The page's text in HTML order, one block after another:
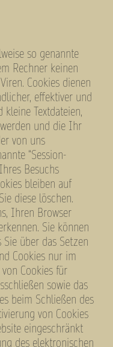
so genannte
Rechner keinen
Cookies dienen
effektiver und
kleine Textdateien,
und die Ihr
von uns
“Session-
Besuchs
bleiben auf
diese löschen.
Ihren Browser
Sie können
über das Setzen
Cookies nur im
Cookies für
sowie das
beim Schließen des
von Cookies
eingeschränkt
des elektronischen